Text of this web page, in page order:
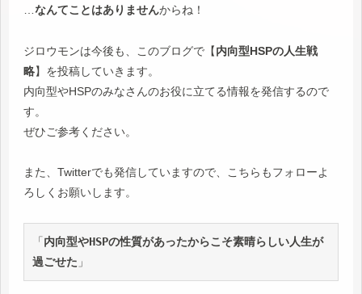
…なんてことはありませんからね！
ジロウモンは今後も、このブログで【内向型HSPの人生戦
略】を投稿していきます。
内向型やHSPのみなさんのお役に立てる情報を発信するので
す。
ぜひご参考ください。
また、Twitterでも発信していますので、こちらもフォローよ
ろしくお願いします。
「内向型やHSPの性質があったからこそ素晴らしい人生が
過ごせた 」